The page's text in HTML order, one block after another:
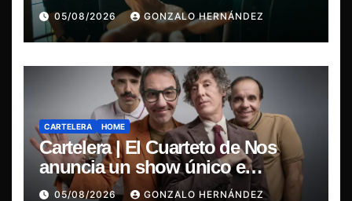
pasión y la desilusión
05/08/2026 GONZALO HERNÁNDEZ
CARTELERA HOME
Cartelera | El Cuarteto de Nos
anuncia un show único e
irrepetible en el Movistar Arena
05/08/2026 GONZALO HERNÁNDEZ